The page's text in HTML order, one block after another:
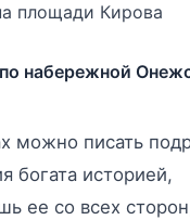
площади Кирова
по набережной
можно писать
богата историей,
ее со всех